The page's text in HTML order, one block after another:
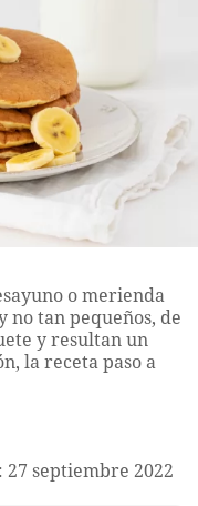
o merienda
no tan pequeños, de
y resultan un
la receta paso a
27 septiembre 2022